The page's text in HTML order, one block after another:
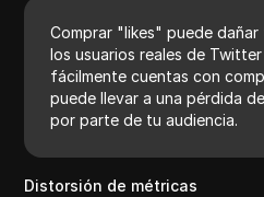
Comprar "likes" puede
los usuarios reales de
fácilmente cuentas con
puede llevar a una pérdida
por parte de tu audiencia.
Distorsión de métricas